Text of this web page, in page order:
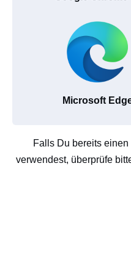
Microsoft
Falls Du bereits
verwendest, überprüfe